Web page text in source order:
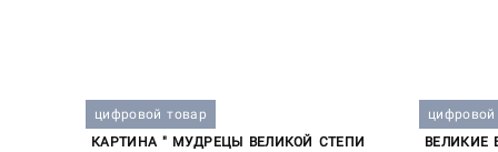
цифровой товар
КАРТИНА " МУДРЕЦЫ ВЕЛИКОЙ СТЕПИ
цифровой
ВЕЛИКИЕ